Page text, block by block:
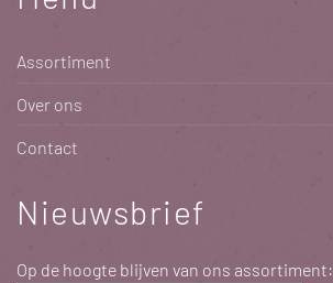
Assortiment
Over ons
Contact
Nieuwsbrief
Op de hoogte blijven van ons assortiment: